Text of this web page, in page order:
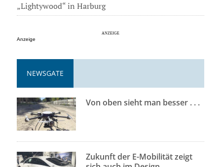
„Lightywood“ in Harburg
Anzeige
NEWSGATE
Von oben sieht man besser . . .
Zukunft der E-Mobilität zeigt